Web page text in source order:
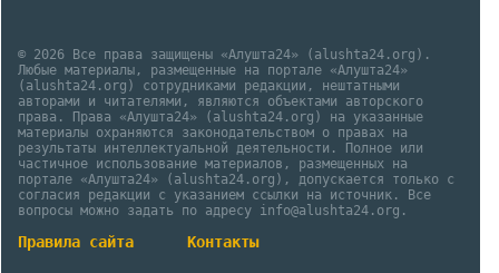
© 2026 Все права защищены «Алушта24» (alushta24.org).
Любые материалы, размещенные на портале «Алушта24»
(alushta24.org) сотрудниками редакции, нештатными
авторами и читателями, являются объектами авторского
права. Права «Алушта24» (alushta24.org) на указанные
материалы охраняются законодательством о правах на
результаты интеллектуальной деятельности. Полное или
частичное использование материалов, размещенных на
портале «Алушта24» (alushta24.org), допускается только с
согласия редакции с указанием ссылки на источник. Все
вопросы можно задать по адресу info@alushta24.org.
Правила сайта Контакты